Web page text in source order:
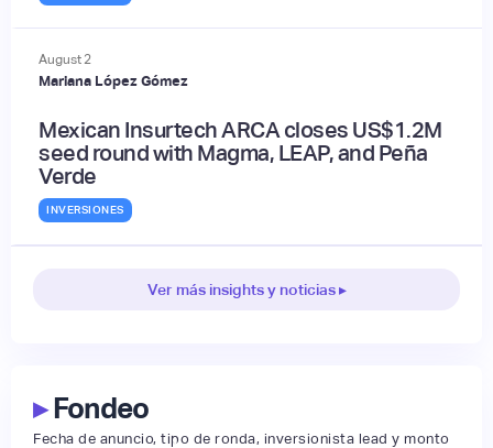
August2
Mariana López Gómez
Mexican Insurtech ARCA closes US$1.2M
seed round with Magma, LEAP, and Peña
Verde
INVERSIONES
Ver más insights y noticias ▸
▸Fondeo
Fecha de anuncio, tipo de ronda, inversionista lead y monto